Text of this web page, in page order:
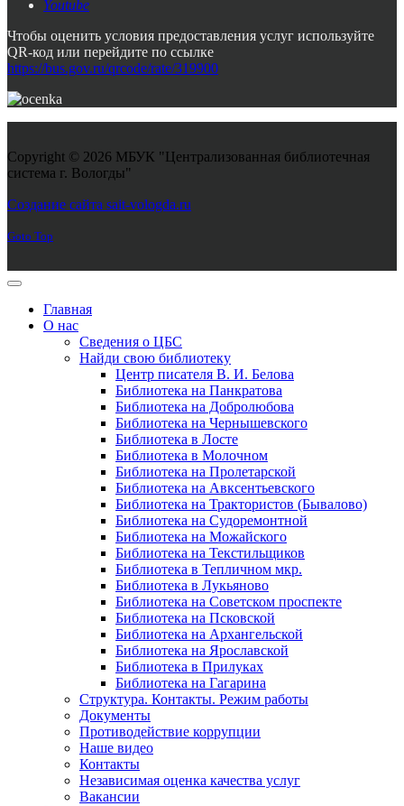
Youtube
Чтобы оценить условия предоставления услуг используйте
QR-код или перейдите по ссылке
https://bus.gov.ru/qrcode/rate/319900
Copyright © 2026 МБУК "Централизованная библиотечная
система г. Вологды"
Создание сайта sait-vologda.ru
Goto Top
Главная
О нас
Сведения о ЦБС
Найди свою библиотеку
Центр писателя В. И. Белова
Библиотека на Панкратова
Библиотека на Добролюбова
Библиотека на Чернышевского
Библиотека в Лосте
Библиотека в Молочном
Библиотека на Пролетарской
Библиотека на Авксентьевского
Библиотека на Трактористов (Бывалово)
Библиотека на Судоремонтной
Библиотека на Можайского
Библиотека на Текстильщиков
Библиотека в Тепличном мкр.
Библиотека в Лукьяново
Библиотека на Советском проспекте
Библиотека на Псковской
Библиотека на Архангельской
Библиотека на Ярославской
Библиотека в Прилуках
Библиотека на Гагарина
Структура. Контакты. Режим работы
Документы
Противодействие коррупции
Наше видео
Контакты
Независимая оценка качества услуг
Вакансии